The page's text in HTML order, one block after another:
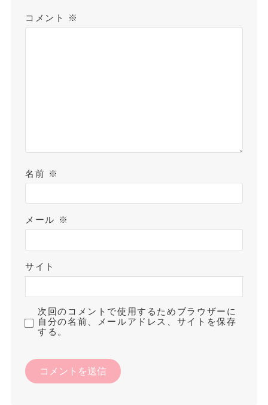
コメント ※
名前 ※
メール ※
サイト
次回のコメントで使用するためブラウザーに
自分の名前、メールアドレス、サイトを保存
する。